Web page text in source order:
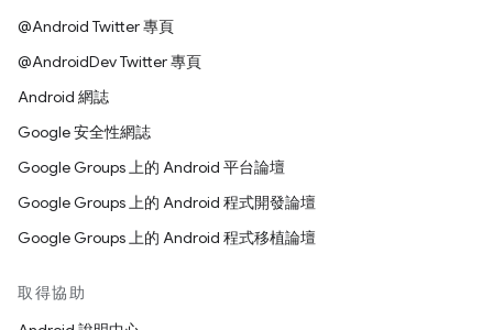
@Android Twitter 專頁
@AndroidDev Twitter 專頁
Android 網誌
Google 安全性網誌
Google Groups 上的 Android 平台論壇
Google Groups 上的 Android 程式開發論壇
Google Groups 上的 Android 程式移植論壇
取得協助